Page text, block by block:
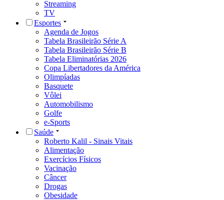
Streaming
TV
Esportes
Agenda de Jogos
Tabela Brasileirão Série A
Tabela Brasileirão Série B
Tabela Eliminatórias 2026
Copa Libertadores da América
Olimpíadas
Basquete
Vôlei
Automobilismo
Golfe
e-Sports
Saúde
Roberto Kalil - Sinais Vitais
Alimentação
Exercícios Físicos
Vacinação
Câncer
Drogas
Obesidade